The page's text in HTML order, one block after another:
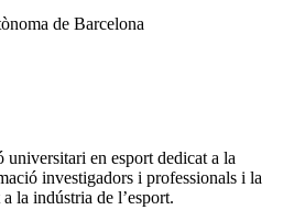
de Barcelona
universitari en esport dedicat a la
investigadors i professionals i la
la indústria de l’esport.